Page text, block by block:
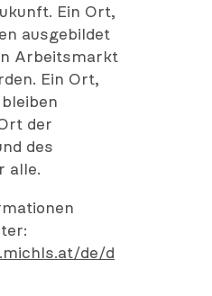
Ein Ort,
ausgebildet
Arbeitsmarkt
Ein Ort,
der
des
alle.
de/d